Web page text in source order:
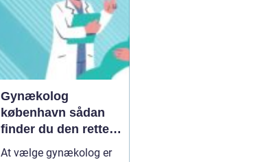
og pillefyr bliver både ...
Gynækolog
københavn sådan
finder du den rette
specialist
At vælge gynækolog er